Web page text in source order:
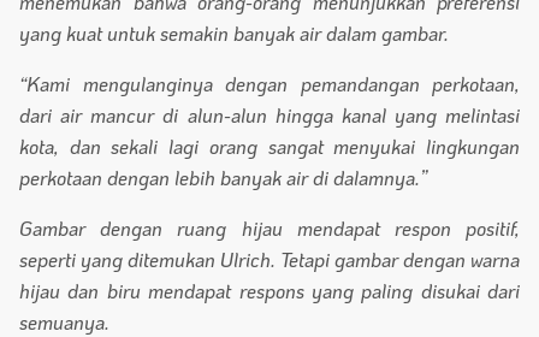
yang kuat untuk semakin banyak air dalam gambar.
“Kami mengulanginya dengan pemandangan perkotaan,
dari air mancur di alun-alun hingga kanal yang melintasi
kota, dan sekali lagi orang sangat menyukai lingkungan
perkotaan dengan lebih banyak air di dalamnya.”
Gambar dengan ruang hijau mendapat respon positif,
seperti yang ditemukan Ulrich. Tetapi gambar dengan warna
hijau dan biru mendapat respons yang paling disukai dari
semuanya.